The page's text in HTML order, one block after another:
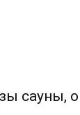
сауны, о